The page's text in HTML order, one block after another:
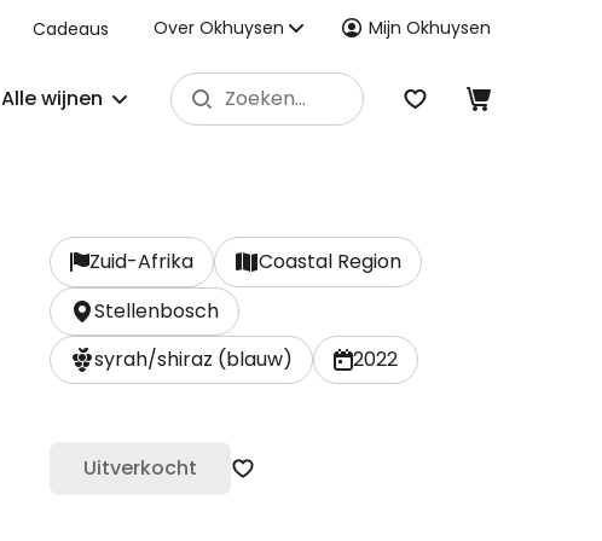
Cadeaus Over Okhuysen Mijn Okhuysen
Alle wijnen
Zuid-Afrika
Coastal Region
Stellenbosch
syrah/shiraz (blauw)
2022
Uitverkocht Zet op verlanglijst